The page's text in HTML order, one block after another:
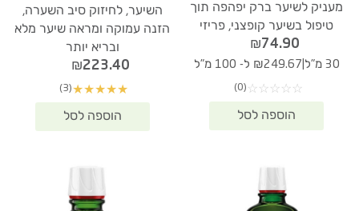
מעניק לשיער ברק יפהפה תוך
טיפול בשיער קופצני, פריזי
₪74.90
30 מ"ל ₪249.67 ל- 100 מ"ל
☆
☆
☆
☆
☆
(0)
השיער, לחיזוק סיב השערה,
הזנה עמוקה ומראה שיער מלא
ובריא יותר
₪223.40
★
★
★
★
★
(3)